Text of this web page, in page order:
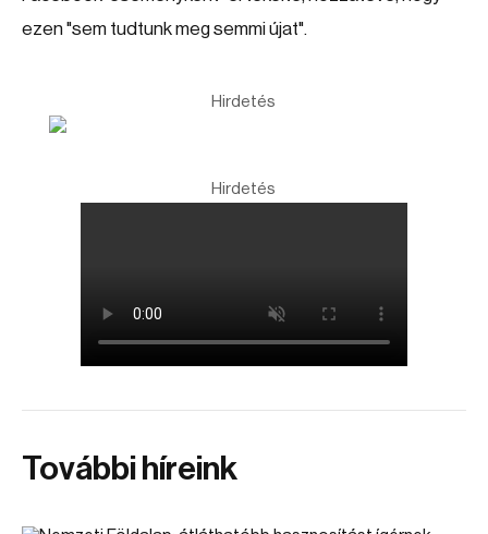
ezen "sem tudtunk meg semmi újat".
Hirdetés
Hirdetés
További híreink